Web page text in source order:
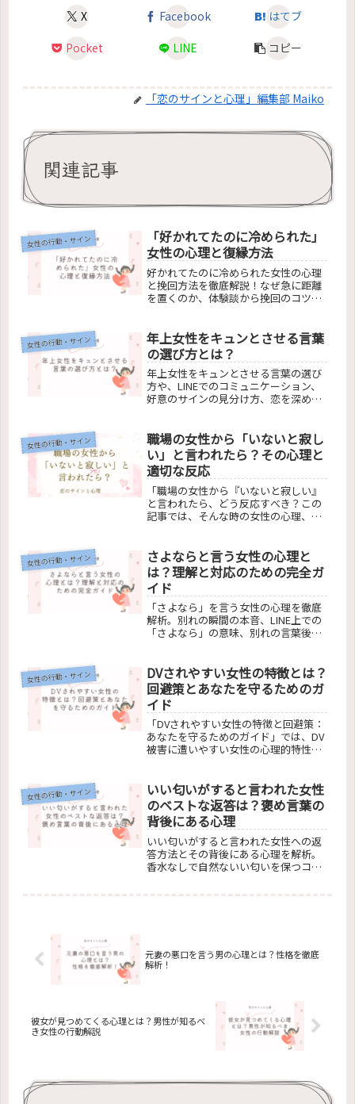
X Facebook
はてブ
Pocket
LINE コピー
「恋のサインと心理」編集部 Maiko
関連記事
女性の行動・サイン
「好かれてたのに冷められた」
女性の心理と復縁方法
好かれてたのに冷められた女性の心理
と挽回方法を徹底解説！なぜ急に距離
を置くのか、体験談から挽回のコツま
供します。あなたの恋の悩みを解消す
るためのガイドです。
女性の行動・サイン
年上女性をキュンとさせる言葉
の選び方とは？
年上女性をキュンとさせる言葉の選び
方や、LINEでのコミュニケーション、
好意のサインの見分け方、恋を深める
ための鍵を手に入れましょう。読者の
悩みを解消し、心を掴むコミュニケー
ションのコツを学びます。
女性の行動・サイン
職場の女性から「いないと寂し
い」と言われたら？その心理と
適切な反応
「職場の女性から『いないと寂しい』
と言われたら、どう反応すべき？この
記事では、そんな時の女性の心理、適
の人間関係の築き方までを解説しま
す。恋愛や友情の間で揺れる感情を理
解し、良好な関係を築くためのヒント
を提供します。」
女性の行動・サイン
さよならと言う女性の心理と
は？理解と対応のための完全ガ
イド
「さよなら」を言う女性の心理を徹底
解析。別れの瞬間の本音、LINE上での
「さよなら」の意味、別れの言葉後の
良いコミュニケーションへの道を案内
します。
女性の行動・サイン
DVされやすい女性の特徴とは？
回避策とあなたを守るためのガ
イド
「DVされやすい女性の特徴と回避策：
あなたを守るためのガイド」では、DV
被害に遭いやすい女性の心理的特性や
する誤解の解消についても紹介。DVか
ら抜け出す方法と安全な回復への道筋
を提供します。
女性の行動・サイン
いい匂いがすると言われた女性
のベストな返答は？褒め言葉の
背後にある心理
いい匂いがすると言われた女性への返
答方法とその背後にある心理を解析。
香水なしで自然ないい匂いを保つコ
元妻の悪口を言う男の心理とは？性格を徹底
解析！
彼女が見つめてくる心理とは？男性が知るべ
き女性の行動解説